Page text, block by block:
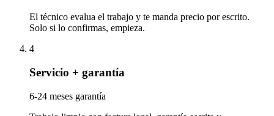
El técnico evalua el trabajo y te manda precio por escrito.
Solo si lo confirmas, empieza.
4
Servicio + garantía
6-24 meses garantía